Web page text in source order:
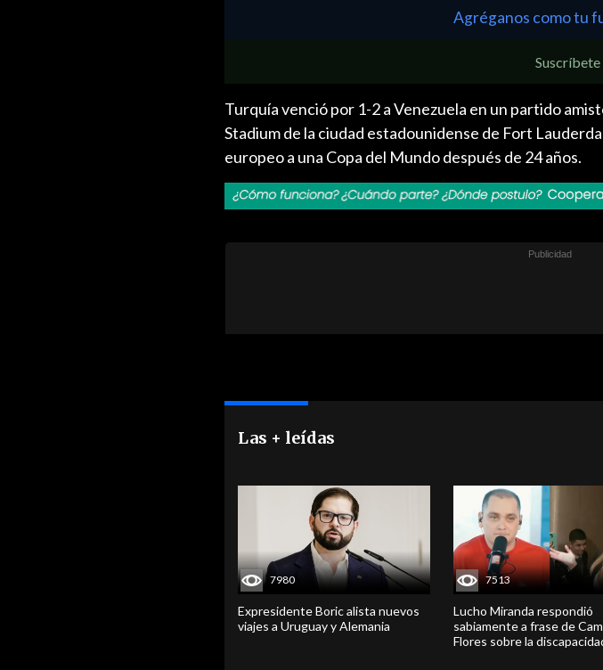
Agréganos como tu
Suscríbete
Turquía venció por 1-2 a Venezuela en un partido
Stadium de la ciudad estadounidense de Fort
europeo a una Copa del Mundo después de 24 años.
Las + leídas
7980
Expresidente Boric alista nuevos
viajes a Uruguay y Alemania
7513
Lucho Miranda respondió
sabiamente a frase de
Flores sobre la